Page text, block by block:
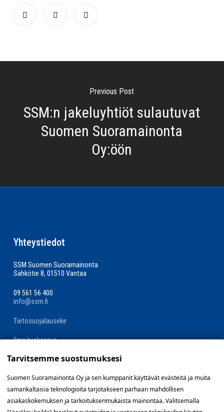
Previous Post
SSM:n jakeluyhtiöt sulautuvat
Suomen Suoramainonta
Oy:öön
Yhteystiedot
SSM Suomen Suoramainonta
Sähkötie 8, 01510 Vantaa
09 561 56 400
info@ssm.fi
Tietosuojalauseke
Ilmoituskanava
Evästevalinnat »
Oikopolut
Tarvitsemme suostumuksesi
Suomen Suoramainonta Oy ja sen kumppanit käyttävät evästeitä ja muita
samankaltaisia teknologioita tarjotakseen parhaan mahdollisen
asiakaskokemuksen ja tarkoituksenmukaista mainontaa. Valitsemalla